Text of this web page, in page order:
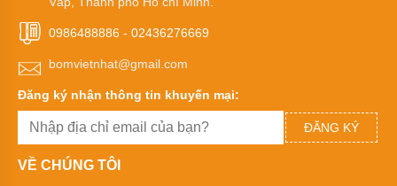
Bơm
hoá
chất
mini
Kiểu
dáng
chất
0986488886 - 02436276669
bomvietnhat@gmail.com
Đăng ký nhận thông tin khuyến mại:
ĐĂNG KÝ
VỀ CHÚNG TÔI